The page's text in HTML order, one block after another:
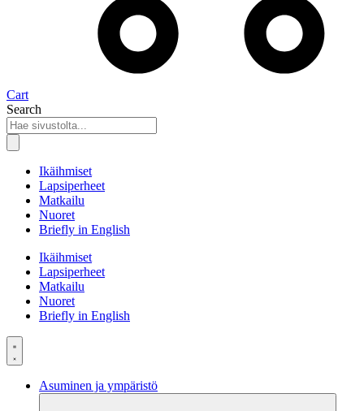
Cart
Search
Ikäihmiset
Lapsiperheet
Matkailu
Nuoret
Briefly in English
Ikäihmiset
Lapsiperheet
Matkailu
Nuoret
Briefly in English
Asuminen ja ympäristö